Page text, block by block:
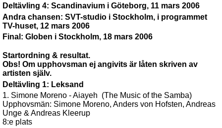
Deltävling 4: Scandinavium i Göteborg, 11 mars 2006
Andra chansen: SVT-studio i Stockholm, i programmet
TV-huset, 12 mars 2006
Final: Globen i Stockholm, 18 mars 2006
Startordning & resultat.
Obs! Om upphovsman ej angivits är låten skriven av
artisten själv.
Deltävling 1: Leksand
1. Simone Moreno - Aiayeh (The Music of the Samba)
Upphovsmän: Simone Moreno, Anders von Hofsten, Andreas
Unge & Andreas Kleerup
8:e plats